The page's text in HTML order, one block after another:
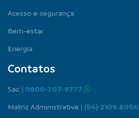
Acesso e segurança
Bem-estar
Energia
Contatos
Sac | 0800-707-9777
Matriz Administrativa | (54) 2109.6000